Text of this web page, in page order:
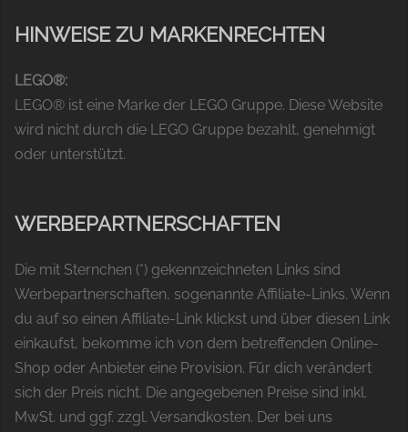
HINWEISE ZU MARKENRECHTEN
LEGO®:
LEGO® ist eine Marke der LEGO Gruppe. Diese Website
wird nicht durch die LEGO Gruppe bezahlt, genehmigt
oder unterstützt.
WERBEPARTNERSCHAFTEN
Die mit Sternchen (*) gekennzeichneten Links sind
Werbepartnerschaften, sogenannte Affiliate-Links. Wenn
du auf so einen Affiliate-Link klickst und über diesen Link
einkaufst, bekomme ich von dem betreffenden Online-
Shop oder Anbieter eine Provision. Für dich verändert
sich der Preis nicht. Die angegebenen Preise sind inkl.
MwSt. und ggf. zzgl. Versandkosten. Der bei uns